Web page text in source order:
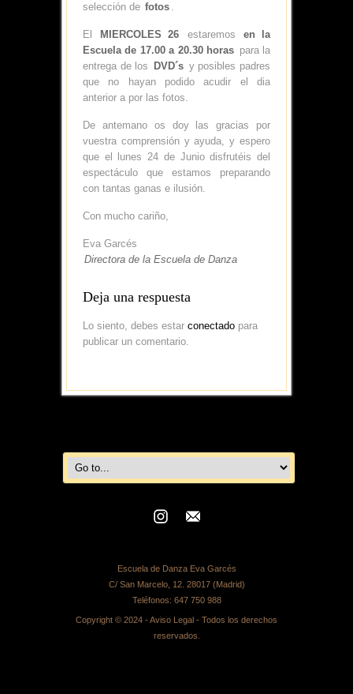
selección de fotos .
El MIERCOLES 26 estaremos
en la
Escuela de 17.00 a 20.30 horas para la
entrega de los
DVD´s y posibles padres
que no hayan podido acudir el dia
anterior a por las fotos.
De antemano os doy las gracias por
vuestra comprensión y ayuda, y espero
que el lunes 24 de Junio disfrutéis del
espectáculo que estamos preparando
con tantas ganas e ilusión.
Con mucho cariño,
Eva Garcés
Directora de la Escuela de Danza
Deja una respuesta
Lo siento, debes estar conectado para
publicar un comentario.
Escuela de Danza Eva Garcés
C/ San Marcelo, 12. 28017 (Madrid)
Teléfonos: 647 750 988
Copyright © 2024 - Aviso Legal - Todos los derechos
reservados.